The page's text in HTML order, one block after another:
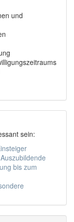
und
sein:
bis zum